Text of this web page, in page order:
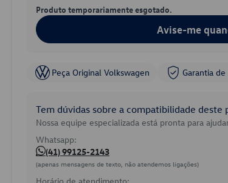
Produto temporariamente esgotado.
Avise-me
Peça Original Volkswagen Garantia
Tem dúvidas sobre a compatibilidade deste
Nossa equipe especializada está pronta para
Whatsapp:
(41) 99125-2143
(apenas mensagens de texto, não atendemos ligações)